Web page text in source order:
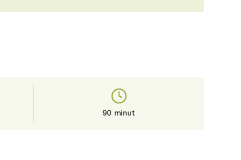
90 minut